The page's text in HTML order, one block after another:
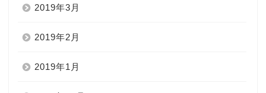
2019年3月
2019年2月
2019年1月